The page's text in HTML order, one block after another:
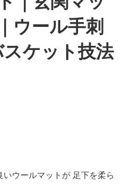
ウール手刺
ケット技法
ウールマットが 足下を柔ら